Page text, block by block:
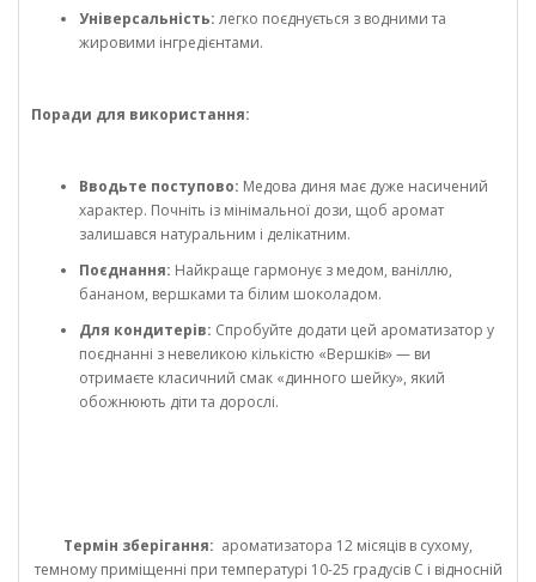
Універсальність: легко поєднується з водними та
жировими інгредієнтами.
Поради для використання:
Вводьте поступово: Медова диня має дуже насичений
характер. Почніть із мінімальної дози, щоб аромат
залишався натуральним і делікатним.
Поєднання: Найкраще гармонує з медом, ваніллю,
бананом, вершками та білим шоколадом.
Для кондитерів: Спробуйте додати цей ароматизатор у
поєднанні з невеликою кількістю «Вершків» — ви
отримаєте класичний смак «динного шейку», який
обожнюють діти та дорослі.
Термін зберігання: ароматизатора 12 місяців в сухому,
темному приміщенні при температурі 10-25 градусів С і відносній